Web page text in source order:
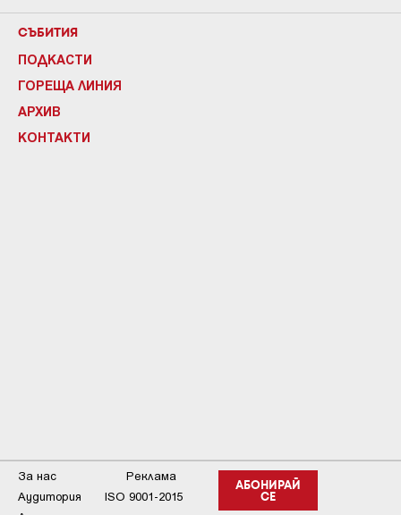
СЪБИТИЯ
ПОДКАСТИ
ГОРЕЩА ЛИНИЯ
АРХИВ
КОНТАКТИ
АБОНИРАЙ
СЕ
За нас
Реклама
Аудитория
ISO 9001-2015